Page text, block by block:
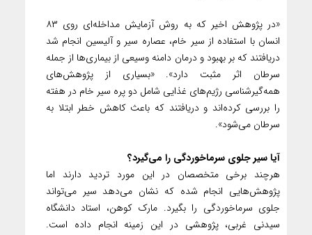
«در پژوهش اخیر که به روش آزمایش مداخله‌ای روی ۸۳
انسان با استفاده از سیر خام، عصاره سیر و آلیسین انجام شد
دریافتند که بر بهبود و درمان دامنه وسیعی از بیماری‌ها از جمله
سرطان اثر مثبت دارد». «بسیاری از پژوهش‌های
همه‌گیر‌شناسی رژیم‌های غذایی شامل دو پره سیر خام در هفته
را بررسی کرده‌اند و دریافتند که باعث کاهش خطر ابتلا به
سرطان می‌شود».
آیا سیر جلوی سرما‌خوردگی را می‌گیرد؟
هرچند برخی متخصصان در این مورد تردید دارند اما
پژوهش‌هایی انجام شده که نشان می‌دهد سیر می‌تواند
جلوی سرما‌خوردگی را بگیرد. مارک کوهن، استاد دانشگاه
سیدنی غربی، پژوهشی در این زمینه انجام داده است.